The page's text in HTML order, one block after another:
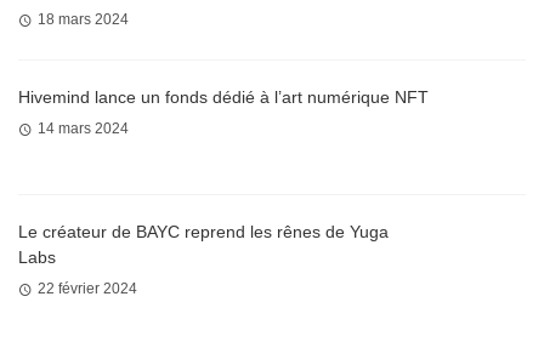
18 mars 2024
Hivemind lance un fonds dédié à l’art numérique NFT
14 mars 2024
Le créateur de BAYC reprend les rênes de Yuga
Labs
22 février 2024